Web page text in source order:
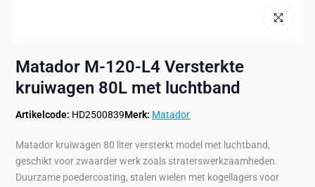
Klik om te
Matador M-120-L4 Versterkte
kruiwagen 80L met luchtband
Artikelcode: HD2500839Merk: Matador
Matador kruiwagen 80 liter versterkt model met luchtband,
geschikt voor zwaarder werk zoals straterswerkzaamheden.
Duurzame poedercoating, stalen wielen met kogellagers voor